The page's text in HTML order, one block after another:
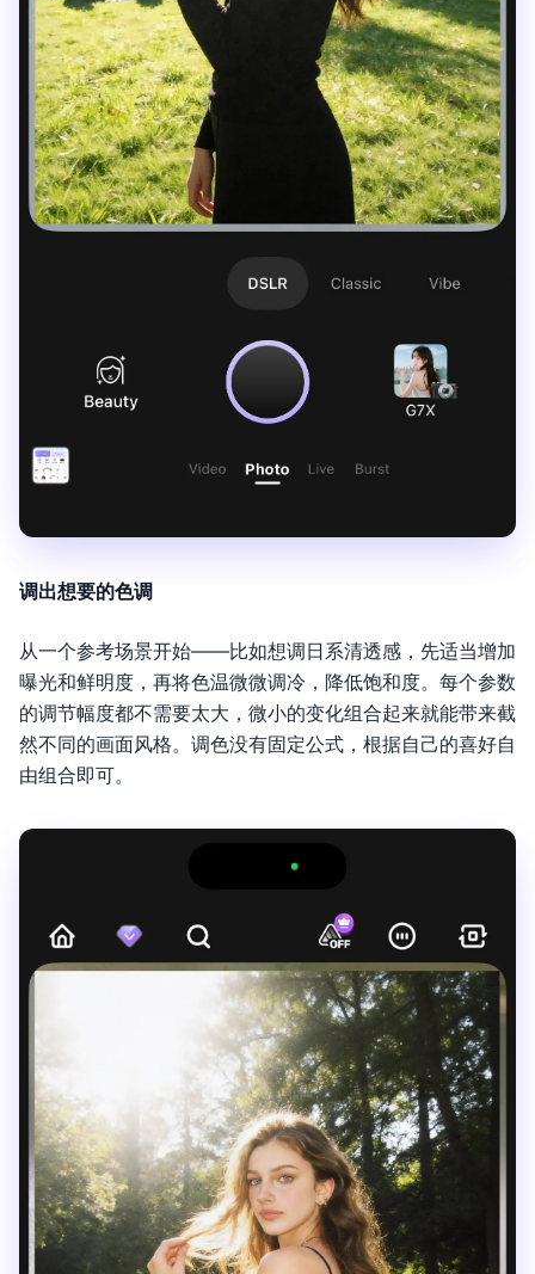
调出想要的色调
从一个参考场景开始——比如想调日系清透感，先适当增加
曝光和鲜明度，再将色温微微调冷，降低饱和度。每个参数
的调节幅度都不需要太大，微小的变化组合起来就能带来截
然不同的画面风格。调色没有固定公式，根据自己的喜好自
由组合即可。